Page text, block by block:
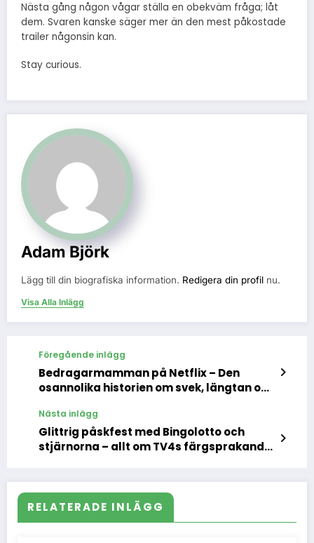
Nästa gång någon vågar ställa en obekväm fråga; låt
dem. Svaren kanske säger mer än den mest påkostade
trailer någonsin kan.
Stay curious.
Adam Björk
Lägg till din biografiska information. Redigera din profil nu.
Visa Alla Inlägg
Föregående inlägg
Bedragarmamman på Netflix – Den
osannolika historien om svek, längtan och
Nästa inlägg
Glittrig påskfest med Bingolotto och
stjärnorna – allt om TV4s färgsprakande
RELATERADE INLÄGG